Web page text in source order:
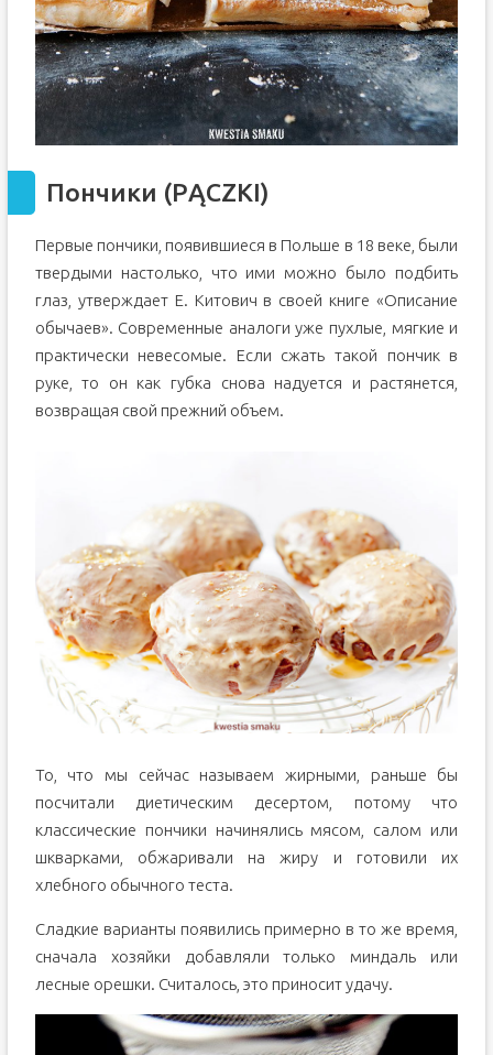
Пончики (PĄCZKI)
Первые пончики, появившиеся в Польше в 18 веке, были
твердыми настолько, что ими можно было подбить
глаз, утверждает Е. Китович в своей книге «Описание
обычаев». Современные аналоги уже пухлые, мягкие и
практически невесомые. Если сжать такой пончик в
руке, то он как губка снова надуется и растянется,
возвращая свой прежний объем.
То, что мы сейчас называем жирными, раньше бы
посчитали диетическим десертом, потому что
классические пончики начинялись мясом, салом или
шкварками, обжаривали на жиру и готовили их
хлебного обычного теста.
Сладкие варианты появились примерно в то же время,
сначала хозяйки добавляли только миндаль или
лесные орешки. Считалось, это приносит удачу.